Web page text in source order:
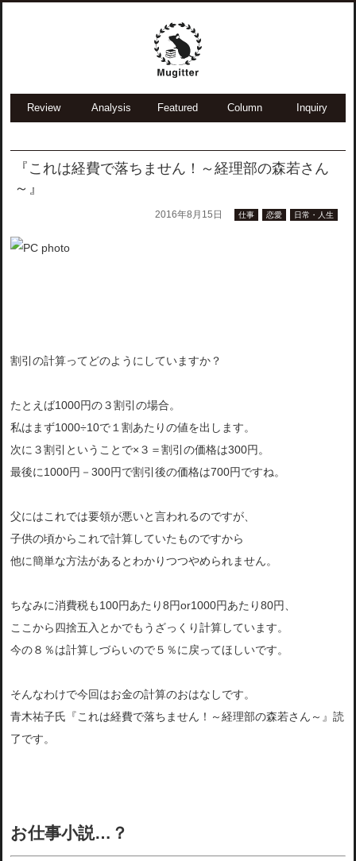
Review Analysis Featured Column Inquiry
『これは経費で落ちません！～経理部の森若さん
～』
2016年8月15日 仕事 恋愛 日常・人生
割引の計算ってどのようにしていますか？
たとえば1000円の３割引の場合。
私はまず1000÷10で１割あたりの値を出します。
次に３割引ということで×３＝割引の価格は300円。
最後に1000円－300円で割引後の価格は700円ですね。
父にはこれでは要領が悪いと言われるのですが、
子供の頃からこれで計算していたものですから
他に簡単な方法があるとわかりつつやめられません。
ちなみに消費税も100円あたり8円or1000円あたり80円、
ここから四捨五入とかでもうざっくり計算しています。
今の８％は計算しづらいので５％に戻ってほしいです。
そんなわけで今回はお金の計算のおはなしです。
青木祐子氏『これは経費で落ちません！～経理部の森若さん～』読
了です。
お仕事小説…？